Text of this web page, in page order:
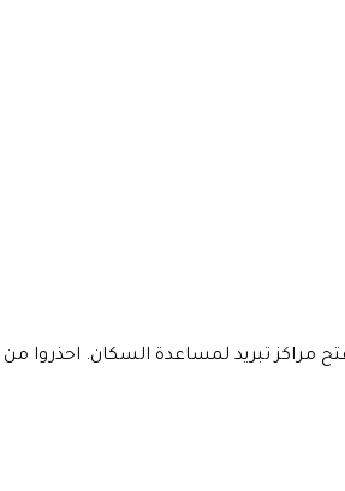
يعملون ليلاً، والسلطات تفتح مراكز تبريد لمساعدة